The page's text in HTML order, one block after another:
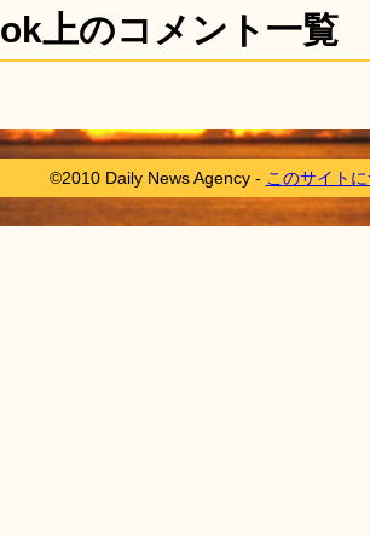
上のコメント一覧
©2010 Daily News Agency - このサイト